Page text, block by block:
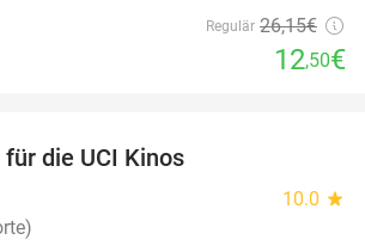
Regulär 26,15€
12,50€
die UCI Kinos
10.0 star